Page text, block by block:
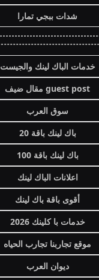
شدات ببجي تمارا
خدمات الباك لينك والجيست
guest post مقال ضيف
سوق العرب
باك لينك باقة 20
باك لينك باقة 100
اعلانات الباك لينك
أقوى باقة باك لينك
خدمات با كلينك 2026
موقع تجاربنا تجارب الحياه
ديوان العرب